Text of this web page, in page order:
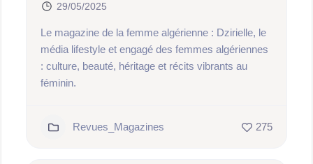
29/05/2025
Le magazine de la femme algérienne : Dzirielle, le
média lifestyle et engagé des femmes algériennes
: culture, beauté, héritage et récits vibrants au
féminin.
Revues_Magazines 275